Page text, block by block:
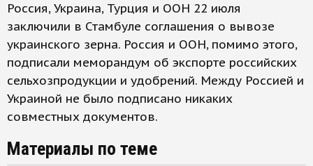
Россия, Украина, Турция и ООН 22 июля
заключили в Стамбуле соглашения о вывозе
украинского зерна. Россия и ООН, помимо этого,
подписали меморандум об экспорте российских
сельхозпродукции и удобрений. Между Россией и
Украиной не было подписано никаких
совместных документов.
Материалы по теме